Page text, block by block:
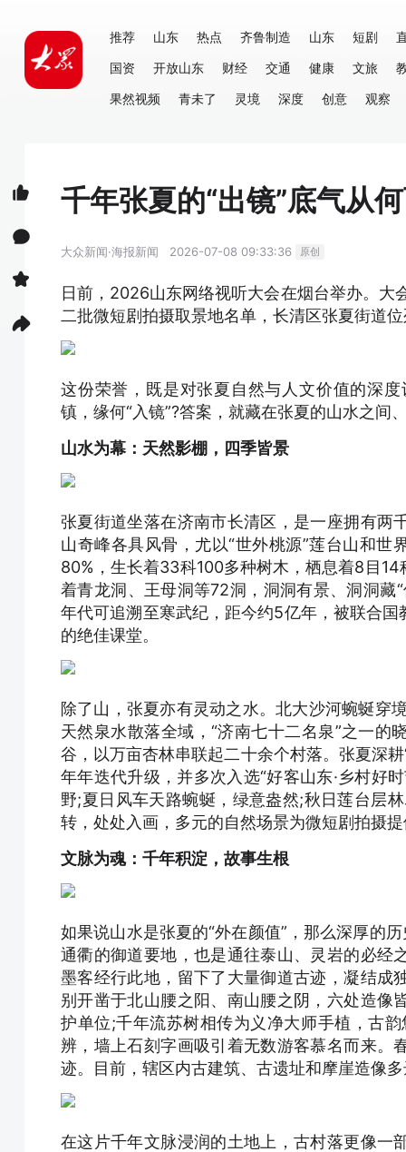
推荐 山东 热点 齐鲁制造 山东 短剧
国资
开放山东 财经 交通 健康 文旅
果然视频
青未了 灵境 深度 创意 观察
千年张夏的“出镜”底气从
大众新闻·海报新闻 2026-07-08 09:33:36 原创
日前，2026山东网络视听大会在烟台举办。大
二批微短剧拍摄取景地名单，长清区张夏街道
这份荣誉，既是对张夏自然与人文价值的深
镇，缘何“入镜”?答案，就藏在张夏的山水之间
山水为幕：天然影棚，四季皆景
张夏街道坐落在济南市长清区，是一座拥有两
山奇峰各具风骨，尤以“世外桃源”莲台山和世
80%，生长着33科100多种树木，栖息着8目
着青龙洞、王母洞等72洞，洞洞有景、洞洞藏
年代可追溯至寒武纪，距今约5亿年，被联合
的绝佳课堂。
除了山，张夏亦有灵动之水。北大沙河蜿蜒穿
天然泉水散落全域，“济南七十二名泉”之一
谷，以万亩杏林串联起二十余个村落。张夏深
年年迭代升级，并多次入选“好客山东·乡村好
野;夏日风车天路蜿蜒，绿意盎然;秋日莲台层
转，处处入画，多元的自然场景为微短剧拍摄
文脉为魂：千年积淀，故事生根
如果说山水是张夏的“外在颜值”，那么深厚的
通衢的御道要地，也是通往泰山、灵岩的必经
墨客经行此地，留下了大量御道古迹，凝结成
别开凿于北山腰之阳、南山腰之阴，六处造像
护单位;千年流苏树相传为义净大师手植，古
辨，墙上石刻字画吸引着无数游客慕名而来。
迹。目前，辖区内古建筑、古遗址和摩崖造像
在这片千年文脉浸润的土地上，古村落更像一